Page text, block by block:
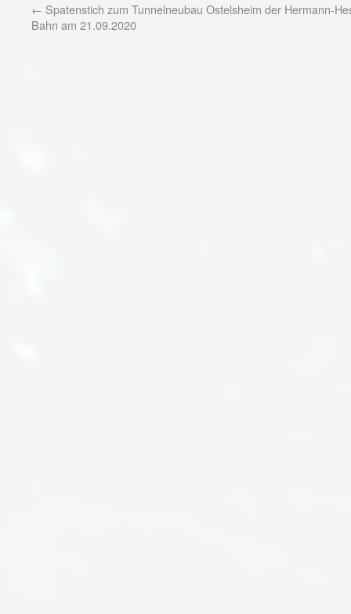
← Spatenstich zum Tunnelneubau Ostelsheim der Hermann-
Bahn am 21.09.2020